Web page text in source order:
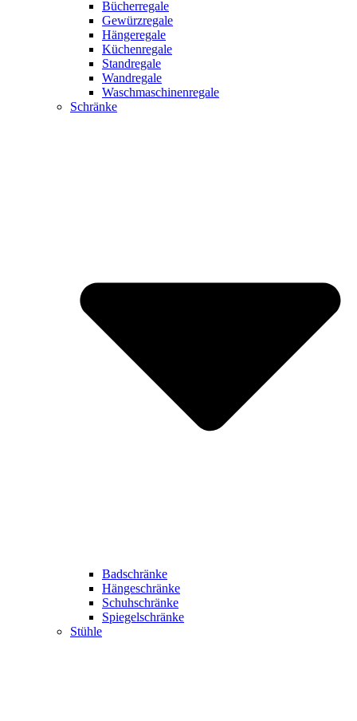
Bücherregale
Gewürzregale
Hängeregale
Küchenregale
Standregale
Wandregale
Waschmaschinenregale
Schränke
Badschränke
Hängeschränke
Schuhschränke
Spiegelschränke
Stühle